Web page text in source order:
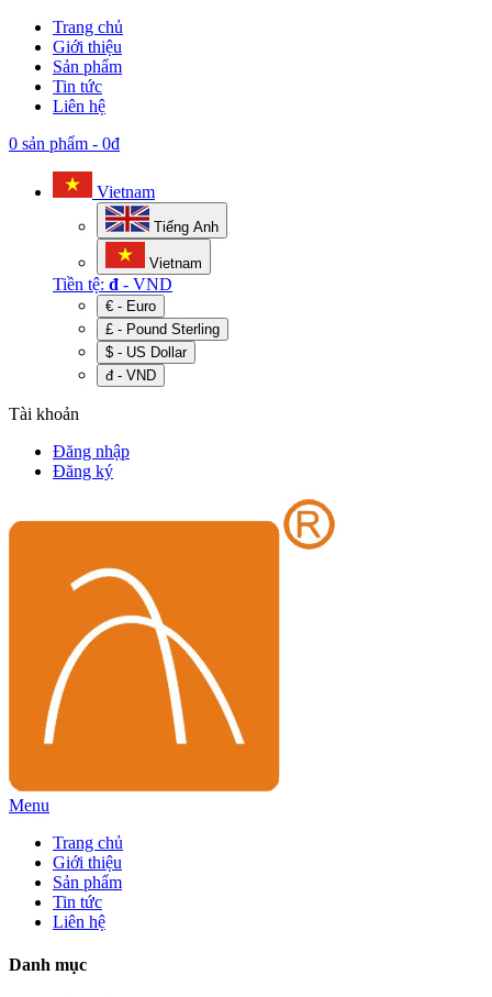
Trang chủ
Giới thiệu
Sản phẩm
Tin tức
Liên hệ
0 sản phẩm - 0đ
Vietnam
Tiếng Anh
Vietnam
Tiền tệ: đ - VND
€ - Euro
£ - Pound Sterling
$ - US Dollar
đ - VND
Tài khoản
Đăng nhập
Đăng ký
Menu
Trang chủ
Giới thiệu
Sản phẩm
Tin tức
Liên hệ
Danh mục